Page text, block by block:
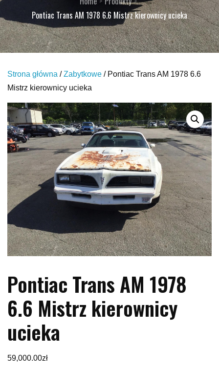
Pontiac Trans AM 1978 6.6 Mistrz kierownicy ucieka
Strona główna /Zabytkowe / Pontiac Trans AM 1978 6.6
Mistrz kierownicy ucieka
Pontiac Trans AM 1978
6.6 Mistrz kierownicy
ucieka
59,000.00zł